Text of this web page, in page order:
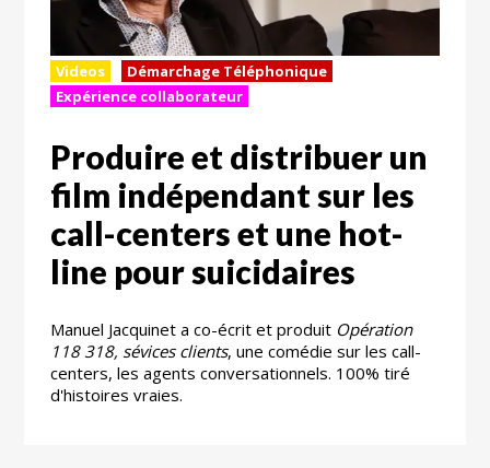
Videos
Démarchage Téléphonique
Expérience collaborateur
Produire et distribuer un
film indépendant sur les
call-centers et une hot-
line pour suicidaires
Manuel Jacquinet a co-écrit et produit Opération
118 318, sévices clients, une comédie sur les call-
centers, les agents conversationnels. 100% tiré
d'histoires vraies.